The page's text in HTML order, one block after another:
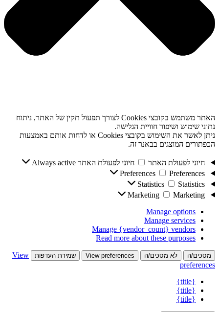
האתר משתמש בקובצי Cookies לצורך תפעול תקין של האתר, ניתוח
נתוני שימוש ושיפור חוויית הגלישה.
ניתן לאשר את השימוש בקובצי Cookies או לדחות אותם באמצעות
הכפתורים המוצגים בבאנר זה.
חיוני לפעולת האתר חיוני לפעולת האתר Always active
Preferences
Preferences
Statistics
Statistics
Marketing
Marketing
Manage options
Manage services
Manage {vendor_count} vendors
Read more about these purposes
מסכים/ה לא מסכים/ה View preferences שמירת העדפות
View
preferences
{title}
{title}
{title}